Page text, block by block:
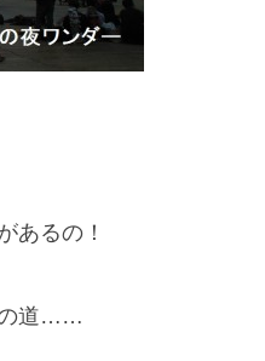
あるの！
の道……